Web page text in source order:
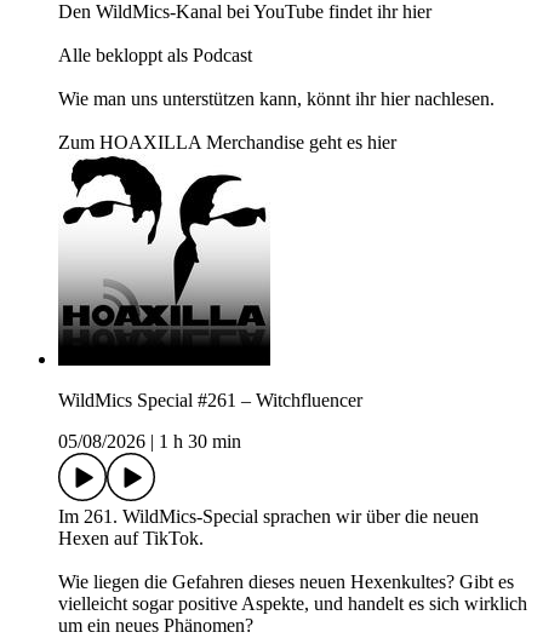
Den WildMics-Kanal bei YouTube findet ihr hier
Alle bekloppt als Podcast
Wie man uns unterstützen kann, könnt ihr hier nachlesen.
Zum HOAXILLA Merchandise geht es hier
WildMics Special #261 – Witchfluencer
05/08/2026
1 h 30 min
Im 261. WildMics-Special sprachen wir über die neuen
Hexen auf TikTok.
Wie liegen die Gefahren dieses neuen Hexenkultes? Gibt es
vielleicht sogar positive Aspekte, und handelt es sich wirklich
um ein neues Phänomen?